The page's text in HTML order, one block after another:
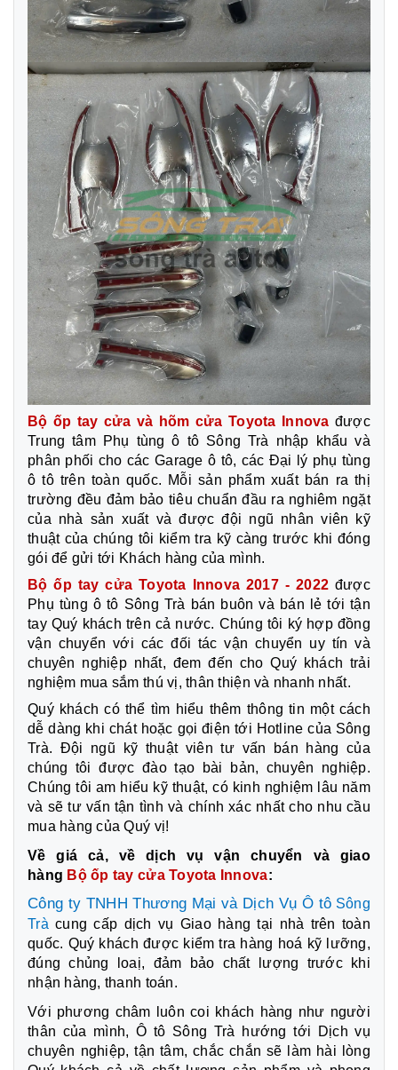
Bộ ốp tay cửa và hõm cửa Toyota Innova được
Trung tâm Phụ tùng ô tô Sông Trà nhập khẩu và
phân phối cho các Garage ô tô, các Đại lý phụ tùng
ô tô trên toàn quốc. Mỗi sản phẩm xuất bán ra thị
trường đều đảm bảo tiêu chuẩn đầu ra nghiêm ngặt
của nhà sản xuất và được đội ngũ nhân viên kỹ
thuật của chúng tôi kiểm tra kỹ càng trước khi đóng
gói để gửi tới Khách hàng của mình.
Bộ ốp tay cửa Toyota Innova 2017 - 2022 được
Phụ tùng ô tô Sông Trà bán buôn và bán lẻ tới tận
tay Quý khách trên cả nước. Chúng tôi ký hợp đồng
vận chuyển với các đối tác vận chuyển uy tín và
chuyên nghiệp nhất, đem đến cho Quý khách trải
nghiệm mua sắm thú vị, thân thiện và nhanh nhất.
Quý khách có thể tìm hiểu thêm thông tin một cách
dễ dàng khi chát hoặc gọi điện tới Hotline của Sông
Trà. Đội ngũ kỹ thuật viên tư vấn bán hàng của
chúng tôi được đào tạo bài bản, chuyên nghiệp.
Chúng tôi am hiểu kỹ thuật, có kinh nghiệm lâu năm
và sẽ tư vấn tận tình và chính xác nhất cho nhu cầu
mua hàng của Quý vị!
Về giá cả, về dịch vụ vận chuyển và giao
hàng Bộ ốp tay cửa Toyota Innova:
Công ty TNHH Thương Mại và Dịch Vụ Ô tô Sông
Trà cung cấp dịch vụ Giao hàng tại nhà trên toàn
quốc. Quý khách được kiểm tra hàng hoá kỹ lưỡng,
đúng chủng loaị, đảm bảo chất lượng trước khi
nhận hàng, thanh toán.
Với phương châm luôn coi khách hàng như người
thân của mình, Ô tô Sông Trà hướng tới Dịch vụ
chuyên nghiệp, tận tâm, chắc chắn sẽ làm hài lòng